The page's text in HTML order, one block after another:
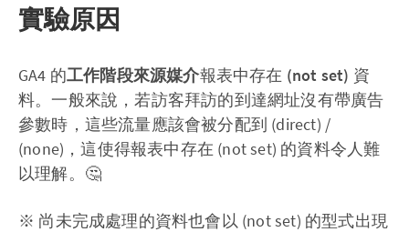
實驗原因
GA4 的工作階段來源媒介報表中存在 (not set) 資
料。一般來說，若訪客拜訪的到達網址沒有帶廣告
參數時，這些流量應該會被分配到 (direct) /
(none)，這使得報表中存在 (not set) 的資料令人難
以理解。🤔
※ 尚未完成處理的資料也會以 (not set) 的型式出現